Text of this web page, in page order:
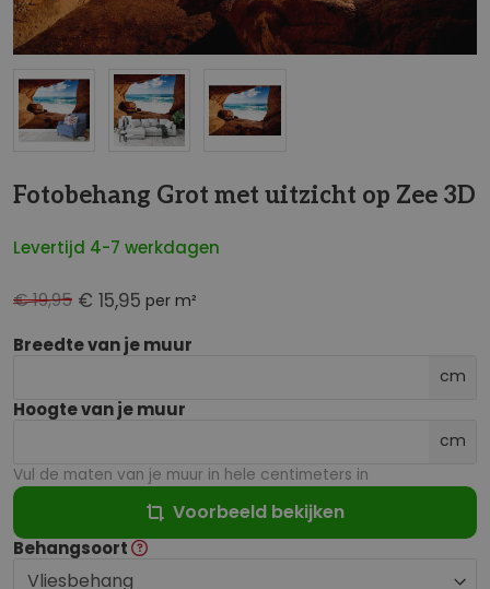
Fotobehang Grot met uitzicht op Zee 3D
Levertijd 4-7 werkdagen
€ 15,95 per m²
€ 19,95
Breedte van je muur
cm
Hoogte van je muur
cm
Vul de maten van je muur in hele centimeters in
Voorbeeld bekijken
Behangsoort